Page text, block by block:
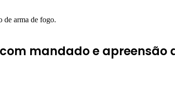
de arma de fogo.
mandado e apreensão